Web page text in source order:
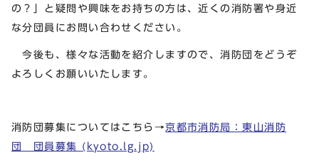
の？」と疑問や興味をお持ちの方は、近くの消防署や身近
な分団員にお問い合わせください。
今後も、様々な活動を紹介しますので、消防団をどうぞ
よろしくお願いいたします。
消防団募集についてはこちら→京都市消防局：東山消防
団 団員募集 (kyoto.lg.jp)